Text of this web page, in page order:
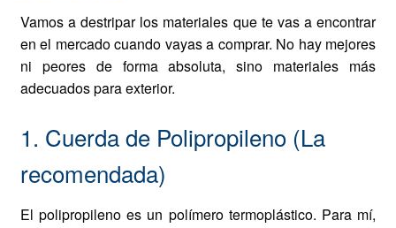
Vamos a destripar los materiales que te vas a encontrar
en el mercado cuando vayas a comprar. No hay mejores
ni peores de forma absoluta, sino materiales más
adecuados para exterior.
1. Cuerda de Polipropileno (La
recomendada)
El polipropileno es un polímero termoplástico. Para mí,